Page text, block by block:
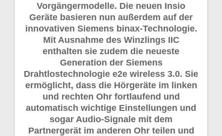
Vorgängermodelle. Die neuen Insio
Geräte basieren nun außerdem auf der
innovativen Siemens binax-Technologie.
Mit Ausnahme des Winzlings IIC
enthalten sie zudem die neueste
Generation der Siemens
Drahtlostechnologie e2e wireless 3.0. Sie
ermöglicht, dass die Hörgeräte im linken
und rechten Ohr fortlaufend und
automatisch wichtige Einstellungen und
sogar Audio-Signale mit dem
Partnergerät im anderen Ohr teilen und